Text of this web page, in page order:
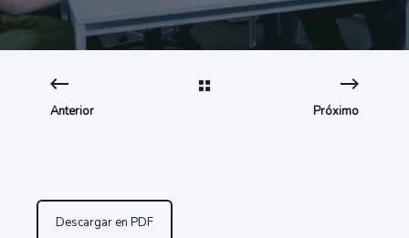
Anterior Próximo
Descargar en PDF